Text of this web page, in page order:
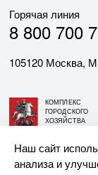
Горячая линия
8 800 700
105120 Москва,
КОМПЛЕКС
ГОРОДСКОГО
ХОЗЯЙСТВА
© АО «МОСГАЗ»,
Наш сайт
анализа и